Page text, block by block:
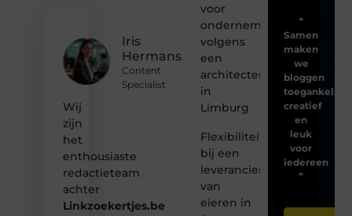
Iris
Hermans
Content
Specialist
Wij
zijn
het
enthousiaste
redactieteam
achter
Linkzoekertjes.be
voor
ondernemingen
volgens
een
architectenbureau
in
Limburg
Flexibiliteit
bij een
leverancier
van
eieren in
❝
Samen
maken
we
bloggen
toegankelijk,
creatief
en
leuk
voor
iedereen
❞